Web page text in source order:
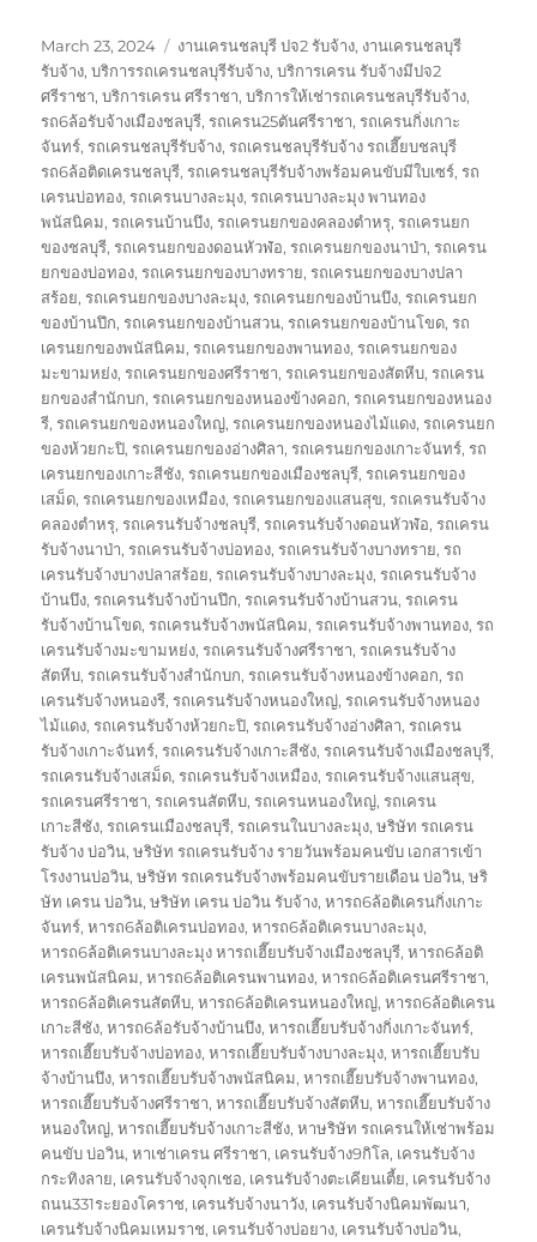
Posted
on
March 23, 2024 Tags
งานเครนชลบุรี ปจ2 รับจ้าง, งานเครนชลบุรี
รับจ้าง,บริการรถเครนชลบุรีรับจ้าง,บริการเครน รับจ้างมีปจ2
ศรีราชา,บริการเครน ศรีราชา,บริการให้เช่ารถเครนชลบุรีรับจ้าง,
รถ6ล้อรับจ้างเมืองชลบุรี,รถเครน25ตันศรีราชา,รถเครนกิ่งเกาะ
จันทร์,รถเครนชลบุรีรับจ้าง,รถเครนชลบุรีรับจ้าง รถเฮี๊ยบชลบุรี
รถ6ล้อติดเครนชลบุรี,รถเครนชลบุรีรับจ้างพร้อมคนขับมีใบเซร์,รถ
เครนบ่อทอง,รถเครนบางละมุง,รถเครนบางละมุง พานทอง
พนัสนิคม,รถเครนบ้านบึง,รถเครนยกของคลองตำหรุ,รถเครนยก
ของชลบุรี,รถเครนยกของดอนหัวฬ่อ,รถเครนยกของนาป่า,รถเครน
ยกของบ่อทอง,รถเครนยกของบางทราย,รถเครนยกของบางปลา
สร้อย,รถเครนยกของบางละมุง,รถเครนยกของบ้านบึง,รถเครนยก
ของบ้านปึก,รถเครนยกของบ้านสวน,รถเครนยกของบ้านโขด,รถ
เครนยกของพนัสนิคม,รถเครนยกของพานทอง,รถเครนยกของ
มะขามหย่ง,รถเครนยกของศรีราชา,รถเครนยกของสัตหีบ,รถเครน
ยกของสำนักบก,รถเครนยกของหนองข้างคอก,รถเครนยกของหนอง
รี,รถเครนยกของหนองใหญ่,รถเครนยกของหนองไม้แดง,รถเครนยก
ของห้วยกะปิ,รถเครนยกของอ่างศิลา,รถเครนยกของเกาะจันทร์,รถ
เครนยกของเกาะสีชัง,รถเครนยกของเมืองชลบุรี,รถเครนยกของ
เสม็ด,รถเครนยกของเหมือง,รถเครนยกของแสนสุข,รถเครนรับจ้าง
คลองตำหรุ,รถเครนรับจ้างชลบุรี,รถเครนรับจ้างดอนหัวฬ่อ,รถเครน
รับจ้างนาป่า,รถเครนรับจ้างบ่อทอง,รถเครนรับจ้างบางทราย,รถ
เครนรับจ้างบางปลาสร้อย,รถเครนรับจ้างบางละมุง,รถเครนรับจ้าง
บ้านบึง,รถเครนรับจ้างบ้านปึก,รถเครนรับจ้างบ้านสวน,รถเครน
รับจ้างบ้านโขด,รถเครนรับจ้างพนัสนิคม,รถเครนรับจ้างพานทอง,รถ
เครนรับจ้างมะขามหย่ง,รถเครนรับจ้างศรีราชา,รถเครนรับจ้าง
สัตหีบ,รถเครนรับจ้างสำนักบก,รถเครนรับจ้างหนองข้างคอก,รถ
เครนรับจ้างหนองรี,รถเครนรับจ้างหนองใหญ่,รถเครนรับจ้างหนอง
ไม้แดง,รถเครนรับจ้างห้วยกะปิ,รถเครนรับจ้างอ่างศิลา,รถเครน
รับจ้างเกาะจันทร์,รถเครนรับจ้างเกาะสีชัง,รถเครนรับจ้างเมืองชลบุรี,
รถเครนรับจ้างเสม็ด,รถเครนรับจ้างเหมือง,รถเครนรับจ้างแสนสุข,
รถเครนศรีราชา,รถเครนสัตหีบ,รถเครนหนองใหญ่,รถเครน
เกาะสีชัง,รถเครนเมืองชลบุรี,รถเครนในบางละมุง,ษริษัท รถเครน
รับจ้าง บ่อวิน,ษริษัท รถเครนรับจ้าง รายวันพร้อมคนขับ เอกสารเข้า
โรงงานบ่อวิน,ษริษัท รถเครนรับจ้างพร้อมคนขับรายเดือน บ่อวิน,ษริ
ษัท เครน บ่อวิน,ษริษัท เครน บ่อวิน รับจ้าง,หารถ6ล้อติเครนกิ่งเกาะ
จันทร์,หารถ6ล้อติเครนบ่อทอง,หารถ6ล้อติเครนบางละมุง,
หารถ6ล้อติเครนบางละมุง หารถเฮี๊ยบรับจ้างเมืองชลบุรี,หารถ6ล้อติ
เครนพนัสนิคม,หารถ6ล้อติเครนพานทอง,หารถ6ล้อติเครนศรีราชา,
หารถ6ล้อติเครนสัตหีบ,หารถ6ล้อติเครนหนองใหญ่,หารถ6ล้อติเครน
เกาะสีชัง,หารถ6ล้อรับจ้างบ้านบึง,หารถเฮี๊ยบรับจ้างกิ่งเกาะจันทร์,
หารถเฮี๊ยบรับจ้างบ่อทอง,หารถเฮี๊ยบรับจ้างบางละมุง,หารถเฮี๊ยบรับ
จ้างบ้านบึง,หารถเฮี๊ยบรับจ้างพนัสนิคม,หารถเฮี๊ยบรับจ้างพานทอง,
หารถเฮี๊ยบรับจ้างศรีราชา,หารถเฮี๊ยบรับจ้างสัตหีบ,หารถเฮี๊ยบรับจ้าง
หนองใหญ่,หารถเฮี๊ยบรับจ้างเกาะสีชัง,หาษริษัท รถเครนให้เช่าพร้อม
คนขับ บ่อวิน,หาเช่าเครน ศรีราชา, เครนรับจ้าง9กิโล, เครนรับจ้าง
กระทิงลาย, เครนรับจ้างจุกเชอ, เครนรับจ้างตะเคียนเตี้ย, เครนรับจ้าง
ถนน331ระยองโคราช, เครนรับจ้างนาวัง, เครนรับจ้างนิคมพัฒนา,
เครนรับจ้างนิคมเหมราช, เครนรับจ้างบ่อยาง, เครนรับจ้างบ่อวิน,